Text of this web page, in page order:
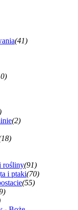
(41)
(2)
rośliny(91)
i ptaki(70)
(55)